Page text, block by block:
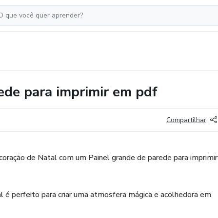
para imprimir em pdf
Compartilhar
de Natal com um Painel grande de parede para imprimir
perfeito para criar uma atmosfera mágica e acolhedora em